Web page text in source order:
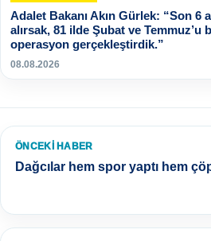
Adalet Bakanı Akın Gürlek: “Son 6
alırsak, 81 ilde Şubat ve Temmuz’u
operasyon gerçekleştirdik.”
08.08.2026
ÖNCEKI HABER
Dağcılar hem spor yaptı hem